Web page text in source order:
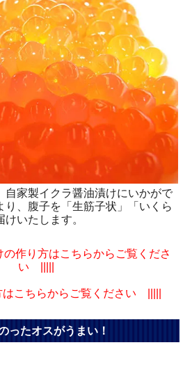
自家製イクラ醤油漬けにいかがで
り、腹子を「生筋子状」「いくら
いたします。
作り方はこちらからご覧くださ
い |||||
こちらからご覧ください |||||
ったオスがうまい！